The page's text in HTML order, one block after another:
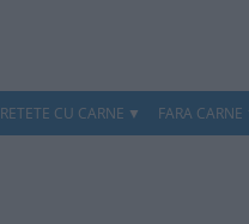
RETETE CU CARNE FARA CARNE